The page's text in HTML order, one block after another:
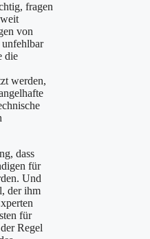
fragen
von
die
werden,
dass
für
Und
der ihm
für
Regel